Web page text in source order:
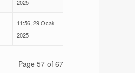
2025
11:56, 29 Ocak
2025
Page 57 of 67